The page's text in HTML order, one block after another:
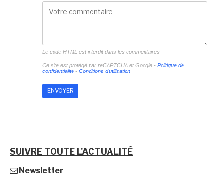
Le code HTML est interdit dans les commentaires
Ce site est protégé par reCAPTCHA et Google - Politique de
confidentialité- Conditions d'utilisation
SUIVRE TOUTE L'ACTUALITÉ
Newsletter